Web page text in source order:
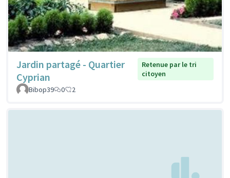
Jardin partagé - Quartier
Cyprian
Retenue par le tri
citoyen
Bibop39
0 2